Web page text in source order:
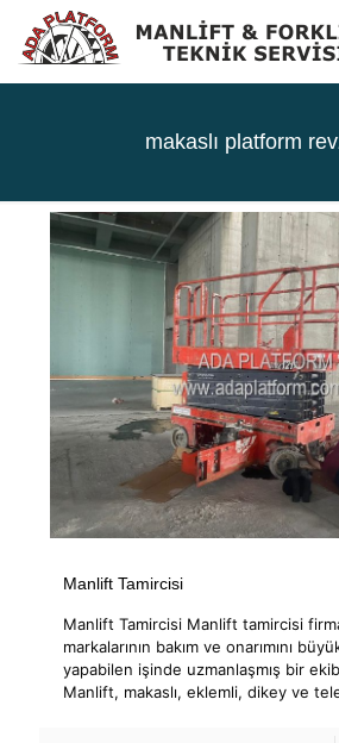
makaslı platform
Manlift Tamircisi
Manlift Tamircisi Manlift tamircisi
markalarının bakım ve onarımını
yapabilen işinde uzmanlaşmış bir
Manlift, makaslı, eklemli, dikey ve